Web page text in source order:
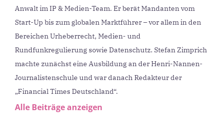
Anwalt im IP & Medien-Team. Er berät Mandanten vom
Start-Up bis zum globalen Marktführer – vor allem in den
Bereichen Urheberrecht, Medien- und
Rundfunkregulierung sowie Datenschutz. Stefan Zimprich
machte zunächst eine Ausbildung an der Henri-Nannen-
Journalistenschule und war danach Redakteur der
„Financial Times Deutschland“.
Alle Beiträge anzeigen